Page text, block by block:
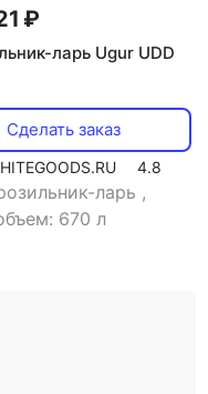
₽
ларь Ugur UDD
Сделать заказ
4.8
ларь ,
670 л